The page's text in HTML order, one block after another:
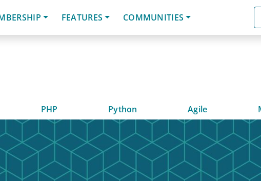
FEATURES COMMUNITIES
PHP Python Agile